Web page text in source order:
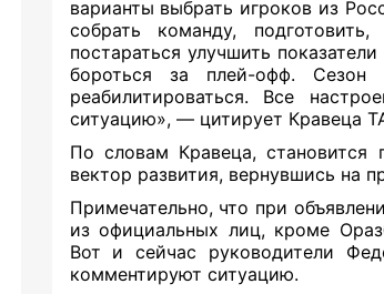
варианты выбрать игроков из
собрать команду,
постараться улучшить
бороться за плей-офф. Сезон
реабилитироваться. Все
ситуацию», — цитирует Кравеца
По словам Кравеца, становится
вектор развития, вернувшись на
Примечательно, что при
из официальных лиц, кроме
Вот и сейчас руководители
комментируют ситуацию.